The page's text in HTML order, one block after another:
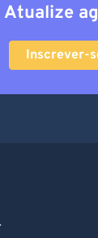
Atualize
Inscrever-